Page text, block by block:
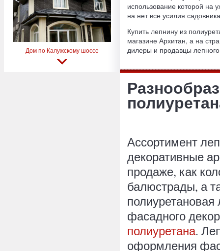
Дом по Калужскому шоссе
использование которой на
на нет все усилия
Купить лепнину из
магазине Архитан, а на
дилеры и продавцы
Ассортимент
декоративные
продаже, как
балюстрады, а
полиуретановая
фасадного
полиуретана.
оформления